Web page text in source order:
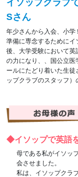
Sさん
年少さんから入会、小
準備に専念するために
後、大学受験において英
の力になり、、国公立
ールにたどり着いた生徒
ップクラブのスタッフ）
◆イソップで英語
母である私がイソッ
会させました。
私は、イソップクラ